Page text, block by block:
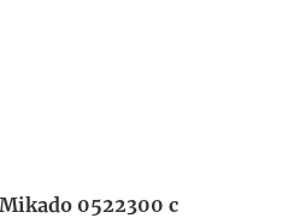
0522300 с